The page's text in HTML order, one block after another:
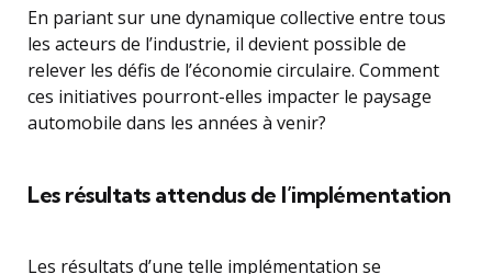
En pariant sur une dynamique collective entre tous
les acteurs de l’industrie, il devient possible de
relever les défis de l’économie circulaire. Comment
ces initiatives pourront-elles impacter le paysage
automobile dans les années à venir?
Les résultats attendus de l’implémentation
Les résultats d’une telle implémentation se